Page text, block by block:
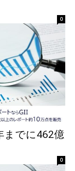
0
までに462億
0